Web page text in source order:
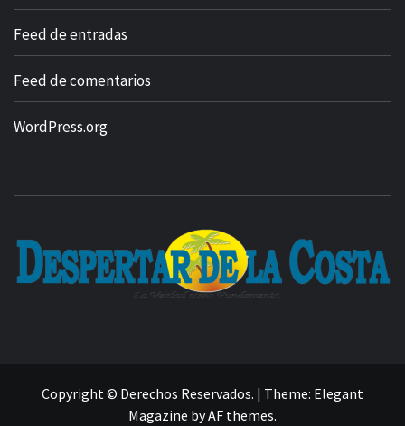
Feed de entradas
Feed de comentarios
WordPress.org
Copyright © Derechos Reservados. | Theme: Elegant
Magazine byAF themes.